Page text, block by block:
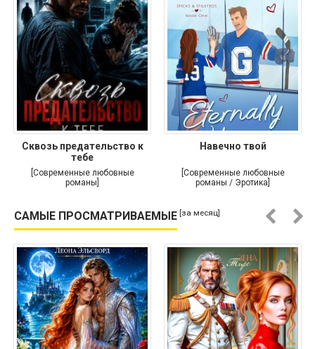
Сквозь предательство к
тебе
[Современные любовные
романы]
Навечно твой
[Современные любовные
романы / Эротика]
САМЫЕ ПРОСМАТРИВАЕМЫЕ [за месяц]